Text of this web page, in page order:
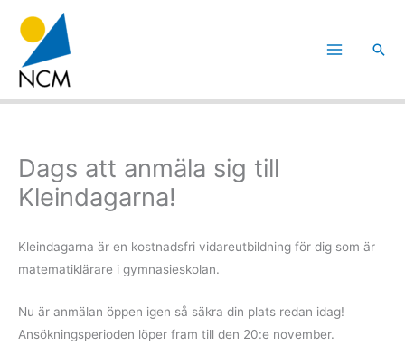
innehåll
Sök
Dags att anmäla sig till
Kleindagarna!
Kleindagarna är en kostnadsfri vidareutbildning för dig som är
matematiklärare i gymnasieskolan.
Nu är anmälan öppen igen så säkra din plats redan idag!
Ansökningsperioden löper fram till den 20:e november.